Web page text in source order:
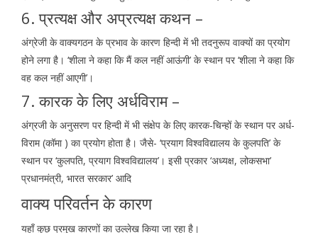
6. प्रत्यक्ष और अप्रत्यक्ष कथन –
अंग्रेजी के वाक्यगठन के प्रभाव के कारण हिन्दी में भी तदनुरूप वाक्यों का प्रयोग
होने लगा है। ‘शीला ने कहा कि मैं कल नहीं आऊंगी’ के स्थान पर ‘शीला ने कहा कि
वह कल नहीं आएगी’।
7. कारक के लिए अर्धविराम –
अंग्रजी के अनुसरण पर हिन्दी में भी संक्षेप के लिए कारक-चिन्हों के स्थान पर अर्ध-
विराम (कॉमा ) का प्रयोग होता है। जैसे- ‘प्रयाग विश्वविद्यालय के कुलपति’ के
स्थान पर ‘कुलपति, प्रयाग विश्वविद्यालय’। इसी प्रकार ‘अध्यक्ष, लोकसभा’
प्रधानमंत्री, भारत सरकार’ आदि
वाक्य परिवर्तन के कारण
यहाँ कुछ प्रमुख कारणों का उल्लेख किया जा रहा है।